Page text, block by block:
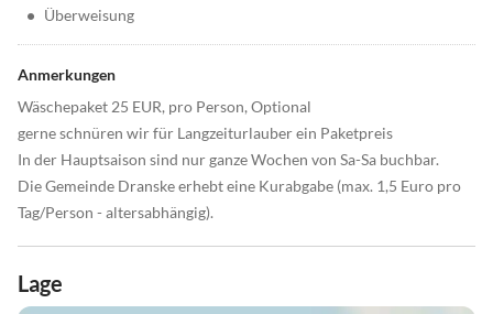
• Überweisung
Anmerkungen
Wäschepaket 25 EUR, pro Person, Optional
gerne schnüren wir für Langzeiturlauber ein Paketpreis
In der Hauptsaison sind nur ganze Wochen von Sa-Sa buchbar.
Die Gemeinde Dranske erhebt eine Kurabgabe (max. 1,5 Euro pro
Tag/Person - altersabhängig).
Lage